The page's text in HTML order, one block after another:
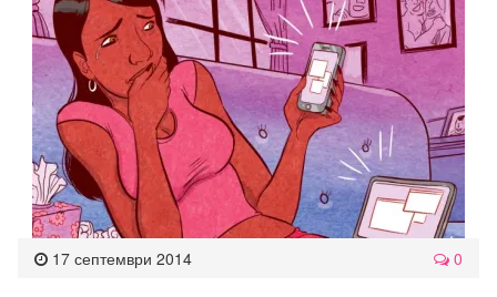
17 септември 2014 0